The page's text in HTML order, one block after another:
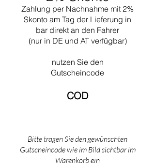
Daraufhin übernahm die Firma Thonet die
Produktion.Le Corbusier war einer der
führenden Architekten seiner Zeit.
Zahlung per Nachnahme mit 2%
Skonto am Tag der Lieferung in
bar direkt an den Fahrer
(nur in DE und AT verfügbar)
nutzen Sie den
Gutscheincode
COD​
Bitte tragen Sie den gewünschten
Gutscheincode wie im Bild sichtbar im
Warenkorb ein